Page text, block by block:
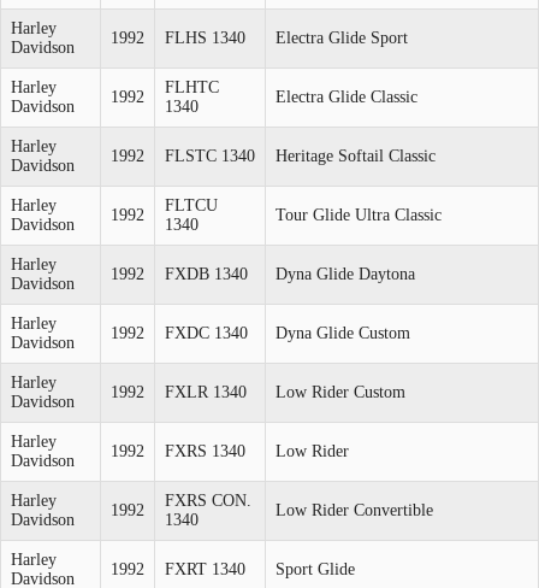
Harley
Davidson
1992 FLHS 1340 Electra Glide Sport
Harley
Davidson
1992
FLHTC
1340
Electra Glide Classic
Harley
Davidson
1992 FLSTC 1340 Heritage Softail Classic
Harley
Davidson
1992
FLTCU
1340
Tour Glide Ultra Classic
Harley
Davidson
1992 FXDB 1340 Dyna Glide Daytona
Harley
Davidson
1992 FXDC 1340 Dyna Glide Custom
Harley
Davidson
1992 FXLR 1340 Low Rider Custom
Harley
Davidson
1992 FXRS 1340 Low Rider
Harley
Davidson
1992
FXRS CON.
1340
Low Rider Convertible
Harley
Davidson
1992 FXRT 1340 Sport Glide